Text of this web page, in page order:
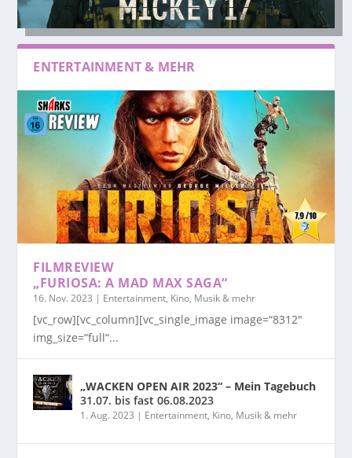
ENTERTAINMENT & MEHR
FILMREVIEW
„FURIOSA: A MAD MAX SAGA“
16. Nov. 2023 | Entertainment, Kino, Musik & mehr
[vc_row][vc_column][vc_single_image image=“8312″
img_size=“full“...
„WACKEN OPEN AIR 2023“ – Mein Tagebuch
31.07. bis fast 06.08.2023
1. Aug. 2023 | Entertainment, Kino, Musik & mehr